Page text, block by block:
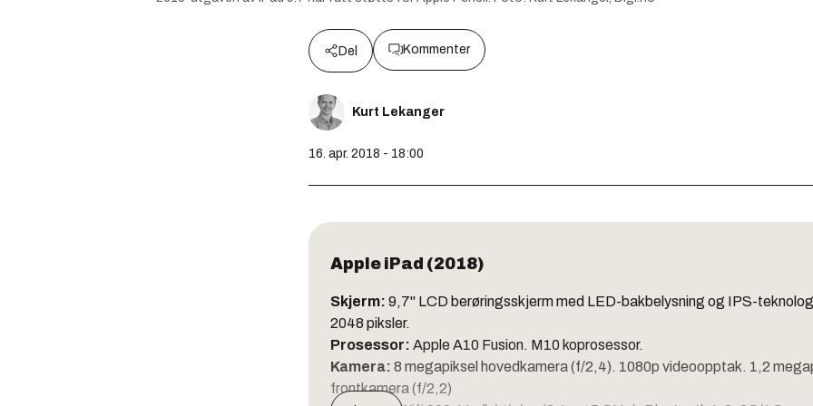
Del Kommenter
Kurt Lekanger
16. apr. 2018 - 18:00
Apple iPad (2018)
Skjerm: 9,7" LCD berøringsskjerm med LED-bakbelysning og IPS-
2048 piksler.
Prosessor: Apple A10 Fusion. M10 koprosessor.
Kamera: 8 megapiksel hovedkamera (f/2,4). 1080p videoopptak. 1,2
frontkamera (f/2,2)